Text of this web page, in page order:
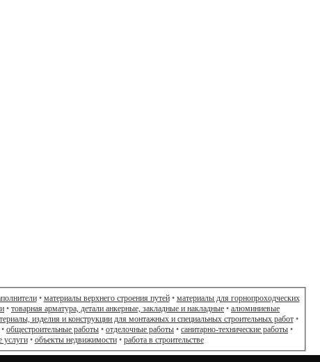
• материалы верхнего строения путей• материалы для горнопроходческих
• товарная арматура, детали анкерные, закладные и накладные • алюминиевые
изделия и конструкции для монтажных и специальных строительных работ•
• общестроительные работы • отделочные работы • санитарно-технические работы •
• объекты недвижимости• работа в строительстве